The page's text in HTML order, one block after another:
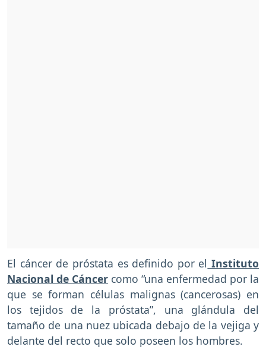
El cáncer de próstata es definido por el Instituto
Nacional de Cáncer como “una enfermedad por la
que se forman células malignas (cancerosas) en
los tejidos de la próstata”, una glándula del
tamaño de una nuez ubicada debajo de la vejiga y
delante del recto que solo poseen los hombres.